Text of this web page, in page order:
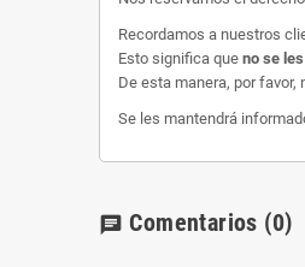
Recordamos a nuestros
Esto significa que no se
De esta manera, por
Se les mantendrá
chat Comentarios (0)